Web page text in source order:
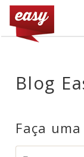
Blog
Faça